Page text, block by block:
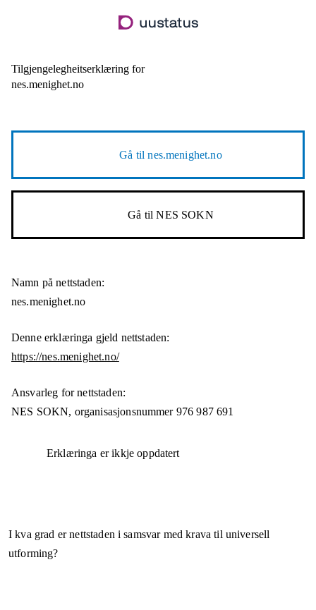
til
Tilgjengelegheitserklæring for
nes.menighet.no
Gå tilnes.menighet.no
Gå tilNES SOKN
Namn på nettstaden:
nes.menighet.no
Denne erklæringa gjeld nettstaden:
https://nes.menighet.no/
Ansvarleg for nettstaden:
NES SOKN, organisasjonsnummer 976 987 691
Erklæringa er ikkje oppdatert
I kva grad er nettstaden i samsvar med krava til universell
utforming?